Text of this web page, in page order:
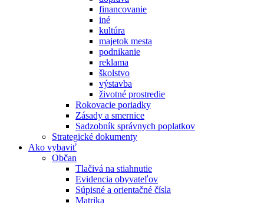
financovanie
iné
kultúra
majetok mesta
podnikanie
reklama
školstvo
výstavba
životné prostredie
Rokovacie poriadky
Zásady a smernice
Sadzobník správnych poplatkov
Strategické dokumenty
Ako vybaviť
Občan
Tlačivá na stiahnutie
Evidencia obyvateľov
Súpisné a orientačné čísla
Matrika